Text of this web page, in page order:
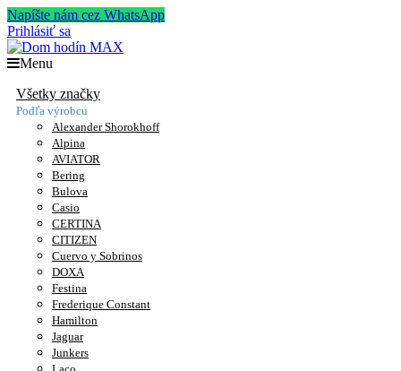
Napíšte nám cez WhatsApp
Prihlásiť sa
Menu
Všetky značky
Podľa výrobcu
Alexander Shorokhoff
Alpina
AVIATOR
Bering
Bulova
Casio
CERTINA
CITIZEN
Cuervo y Sobrinos
DOXA
Festina
Frederique Constant
Hamilton
Jaguar
Junkers